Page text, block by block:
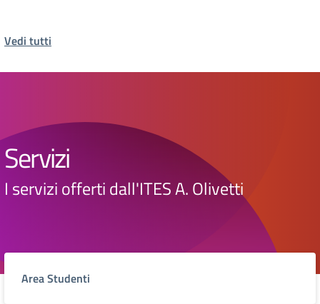
Vedi tutti
Servizi
I servizi offerti dall'ITES A. Olivetti
Area Studenti